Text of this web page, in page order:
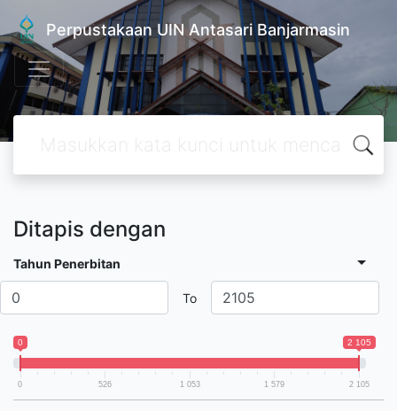
Perpustakaan UIN Antasari Banjarmasin
Ditapis dengan
Tahun Penerbitan
To
0 2 105
0 526 1 053 1 579 2 105